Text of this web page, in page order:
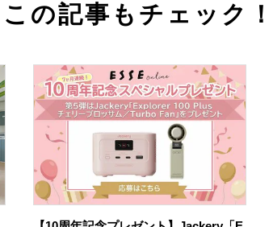
この記事もチェック！